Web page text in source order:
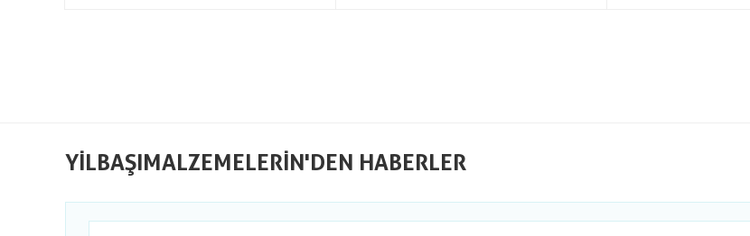
YILBAŞIMALZEMELERIN'DEN HABERLER